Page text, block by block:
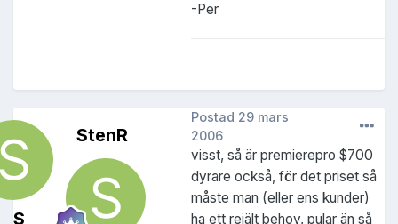
-Per
S
StenR
Postad 29 mars
2006
visst, så är premierepro $700
dyrare också, för det priset så
måste man (eller ens kunder)
ha ett rejält behov, pular än så